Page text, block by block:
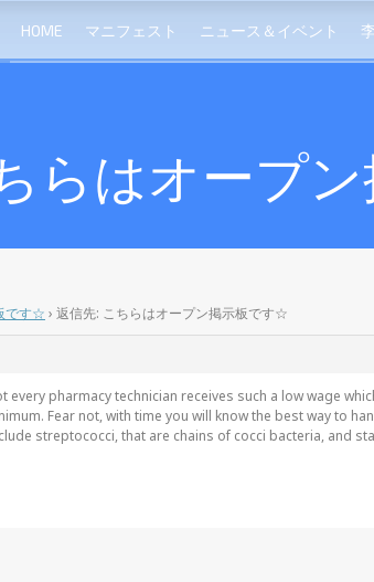
HOME マニフェスト ニュース＆イベント
らはオープ
です☆ › 返信先: こちらはオープン掲示板です☆
pharmacy technician receives such a low wage
Fear not, with time you will know the best way to
streptococci, that are chains of cocci bacteria, and